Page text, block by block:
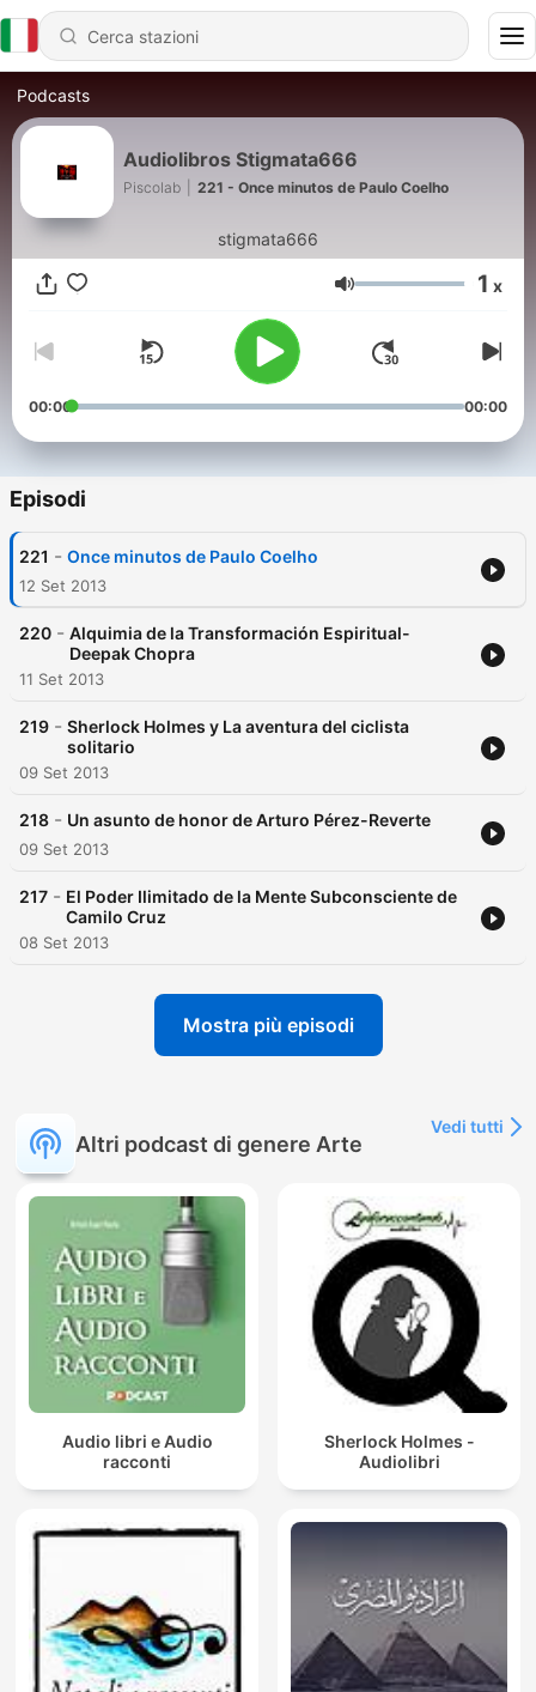
Podcasts
Audiolibros Stigmata666
Piscolab 221 - Once minutos de Paulo Coelho
stigmata666
Volume 1 x
00:00 00:00
Episodi
221 - Once minutos de Paulo Coelho
12 Set 2013
220 - Alquimia de la Transformación Espiritual-
Deepak Chopra
11 Set 2013
219 - Sherlock Holmes y La aventura del ciclista
solitario
09 Set 2013
218 - Un asunto de honor de Arturo Pérez-Reverte
09 Set 2013
217 - El Poder Ilimitado de la Mente Subconsciente de
Camilo Cruz
08 Set 2013
Mostra più episodi
Altri podcast di genere Arte
Vedi tutti
Audio libri e Audio
racconti
Sherlock Holmes -
Audiolibri